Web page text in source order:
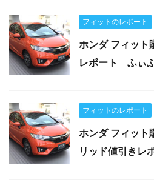
フィットのレポート
ホンダ フィット
レポート ふぃ
フィットのレポート
ホンダ フィット
リッド値引き